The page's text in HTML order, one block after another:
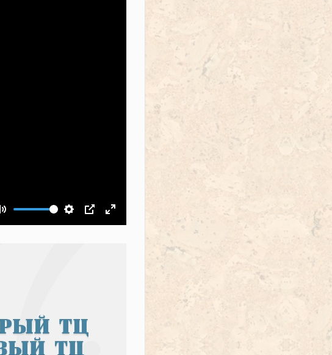
Выключить звукНастройки
PIP На весь экран